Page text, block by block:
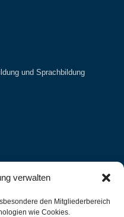
verwalten
den Mitgliederbereich
wie Cookies.
und Sprachbildung